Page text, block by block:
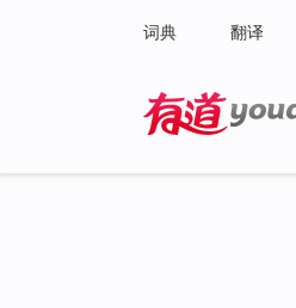
词典 翻译